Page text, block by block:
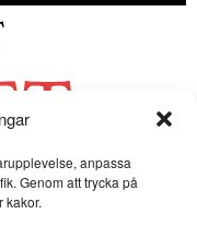
anpassa
Genom att trycka på
kakor.